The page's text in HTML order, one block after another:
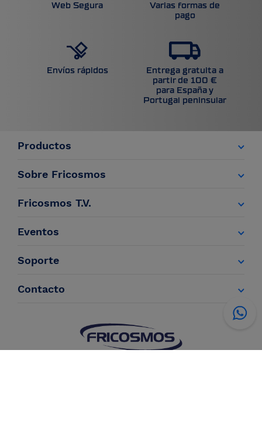
Web Segura
Varias formas de
pago
Envíos rápidos
Entrega gratuita a
partir de 100 €
para España y
Portugal peninsular
Productos
Sobre Fricosmos
Fricosmos T.V.
Eventos
Soporte
Contacto